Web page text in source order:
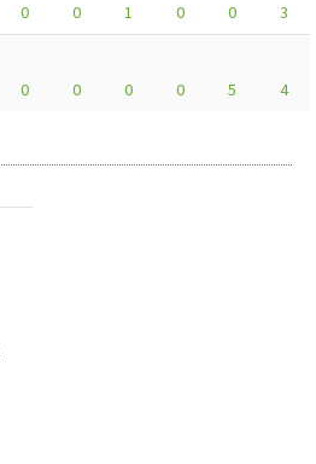
0 0 1 0 0
3
0 0 0 0 5 4